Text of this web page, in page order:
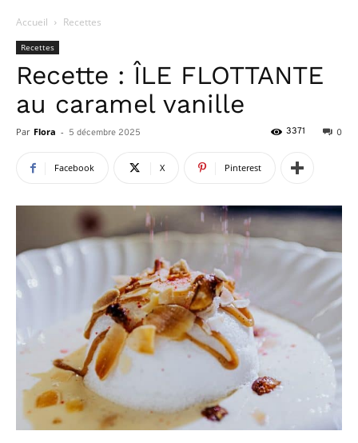
Accueil Recettes
Recettes
Recette : ÎLE FLOTTANTE
au caramel vanille
Par Flora - 5 décembre 2025 0
3371
Facebook X Pinterest